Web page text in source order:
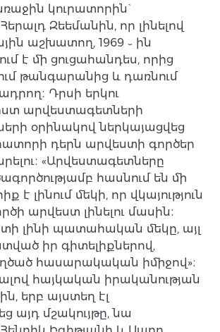
կուրատորին`
Զեեմանին, որ լինելով
աշխատող, 1969 ֊ ին
է մի ցուցահանդես, որից
թանգարանից և դառնում
Դրսի երկու
արվեստագետների
օրինակով ներկայացվեց
դերն արվեստի գործեր
«Արվեստագետները
հասնում են մի
է լինում մեկի, որ վկայություն
արվեստ լինելու մասին։
լինի պատահական մեկը, այլ
իր գիտելիքներով,
հասարակական իմիջով»։
հայկական իրականության
երբ այստեղ էլ
այդ մշակույթը, նա